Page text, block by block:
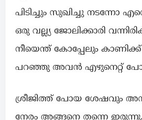
പിടിച്ചും സുഖിച്ചു നടന്നോ
ഒരു വല്ല്യ ജോലിക്കാരി
നീയെന്ത് കോപ്പേലും
പറഞ്ഞു അവൻ എഴുനെറ്റ്
ശ്രീജിത്ത്‌ പോയ ശേഷവും
നേരം അങ്ങനെ തന്നെ